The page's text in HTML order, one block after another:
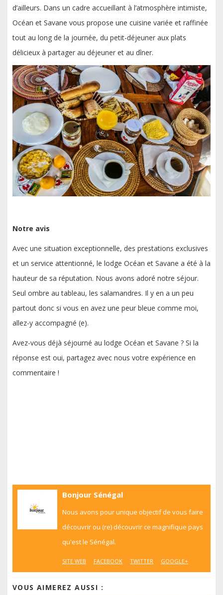
d’ailleurs. Dans un cadre accueillant à l’atmosphère intimiste,
Océan et Savane vous propose une cuisine variée et raffinée
tout au long de la journée, du petit-déjeuner aux plats
délicieux à partager au déjeuner et au dîner.
Notre avis
Avec une situation exceptionnelle, des prestations exclusives
et un service attentionné, le lodge Océan et Savane a été à la
hauteur de sa réputation. Nous avons adoré notre séjour.
Seul ombre au tableau, les salamandres. Il y en a un peu
partout donc si vous en avez une peur bleue comme moi,
allez-y accompagné (e).
Avez-vous déjà séjourné au lodge Océan et Savane ? Si la
réponse est oui, partagez avec nous votre expérience en
commentaire !
Bonjour Sénégal
Nous avons pour unique objectif de vous faire
découvrir ou (re) découvrir ce magnifique pays
qu'est le Sénégal.
SITE WEB FACEBOOK TWITTER GOOGLE+
VOUS AIMEREZ AUSSI :